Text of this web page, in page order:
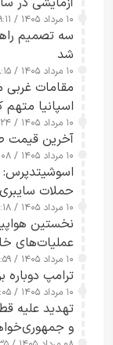
۱۰ مرداد ۱۴۰۵ / ۱۹:۱۱
سه تصمیم
شد
۱۰ مرداد ۱۴۰۵ / ۱۸:۱۵
مقامات غربی
اسپانیا متهم
۱۰ مرداد ۱۴۰۵ / ۱۵:۲۴
آخرین قیمت طلا،
۱۰ مرداد ۱۴۰۵ / ۱۳:۰۸
اسوشیتدپرس:
حملات
ارائه نکرد
۱۰ مرداد ۱۴۰۵ / ۱۲:۱۸
نخستین
عملیات‌های
شدند
۱۰ مرداد ۱۴۰۵ / ۱۱:۵۹
ترامپ دوباره
۱۰ مرداد ۱۴۰۵ / ۰۹:۰۵
تهدید علیه
و